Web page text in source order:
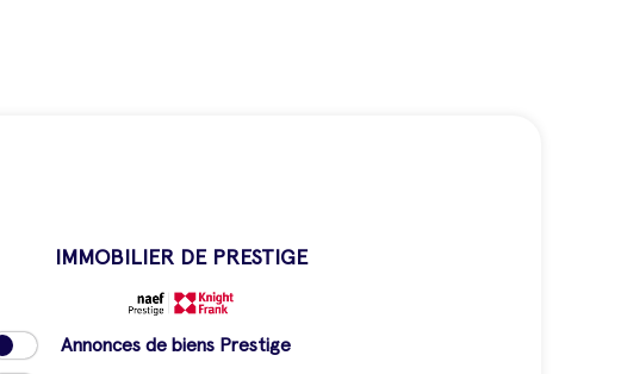
IMMOBILIER DE PRESTIGE
Annonces de biens Prestige